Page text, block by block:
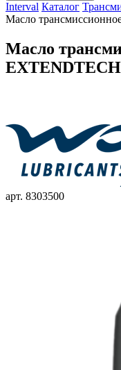
Interval Каталог
Масло
Масло
арт. 8303500